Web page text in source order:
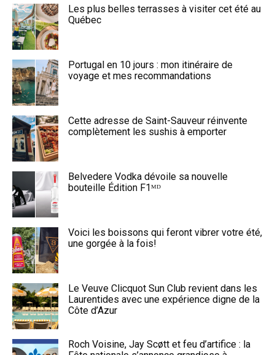
Les plus belles terrasses à visiter cet été au
Québec
Portugal en 10 jours : mon itinéraire de
voyage et mes recommandations
Cette adresse de Saint-Sauveur réinvente
complètement les sushis à emporter
Belvedere Vodka dévoile sa nouvelle
bouteille Édition F1ᴹᴰ
Voici les boissons qui feront vibrer votre été,
une gorgée à la fois!
Le Veuve Clicquot Sun Club revient dans les
Laurentides avec une expérience digne de la
Côte d’Azur
Roch Voisine, Jay Scøtt et feu d’artifice : la